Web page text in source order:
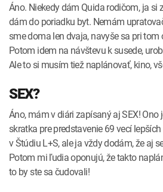
Áno. Niekedy dám Quida rodičom, ja si
dám do poriadku byt. Nemám
sme doma len dvaja, navyše sa pri tom
Potom idem na návštevu k susede,
Ale to si musím tiež naplánovať, kino,
SEX?
Áno, mám v diári zapísaný aj SEX! Ono
skratka pre predstavenie 69 vecí
v Štúdiu L+S, ale ja vždy dodám, že aj
Potom mi ľudia oponujú, že takto
to by ste sa čudovali!